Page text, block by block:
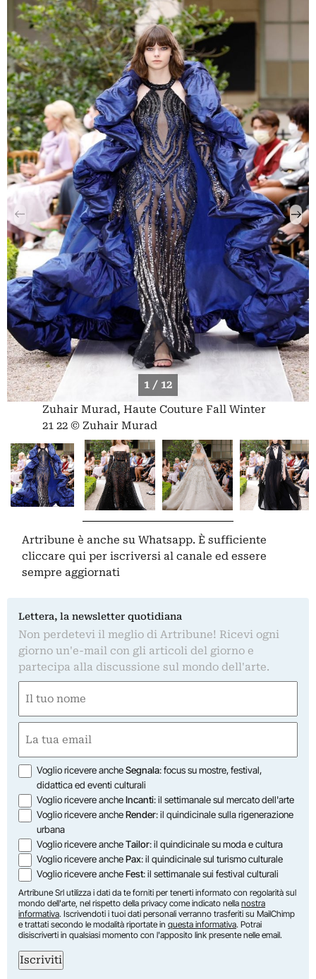
1 / 12
Zuhair Murad, Haute Couture Fall Winter
21 22 © Zuhair Murad
Artribune è anche su Whatsapp. È sufficiente
cliccare qui per iscriversi al canale ed essere
sempre aggiornati
Lettera, la newsletter quotidiana
Non perdetevi il meglio di Artribune! Ricevi ogni
giorno un'e-mail con gli articoli del giorno e
partecipa alla discussione sul mondo dell'arte.
(Required)
First
(Required)
Opzioni
Voglio ricevere ancheSegnala: focus su mostre, festival,
didattica ed eventi culturali
Voglio ricevere ancheIncanti: il settimanale sul mercato dell'arte
Voglio ricevere ancheRender: il quindicinale sulla rigenerazione
urbana
Voglio ricevere ancheTailor: il quindicinale su moda e cultura
Voglio ricevere anchePax: il quindicinale sul turismo culturale
Voglio ricevere ancheFest: il settimanale sui festival culturali
Artribune Srl utilizza i dati da te forniti per tenerti informato con regolarità sul
mondo dell'arte, nel rispetto della privacy come indicato nella nostra
informativa. Iscrivendoti i tuoi dati personali verranno trasferiti su MailChimp
e trattati secondo le modalità riportate in questa informativa. Potrai
disiscriverti in qualsiasi momento con l'apposito link presente nelle email.
Iscriviti